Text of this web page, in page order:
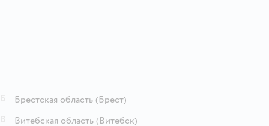
Брестская область (Брест)
Витебская область (Витебск)